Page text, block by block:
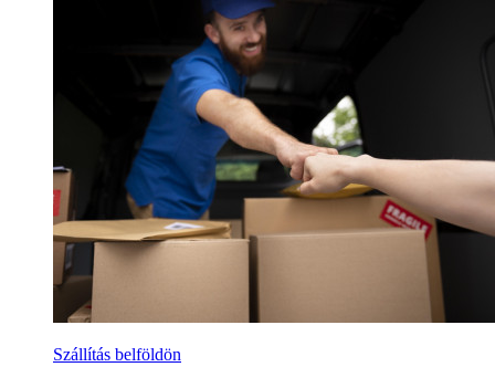
Szállítás belföldön